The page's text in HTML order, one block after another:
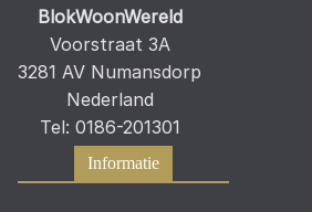
BlokWoonWereld
Voorstraat 3A
3281 AV Numansdorp
Nederland
Tel: 0186-201301
Informatie